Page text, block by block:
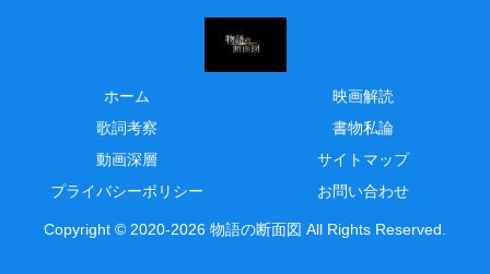
ホーム
映画解読
歌詞考察
書物私論
動画深層
サイトマップ
プライバシーポリシー
お問い合わせ
Copyright © 2020-2026 物語の断面図 All Rights Reserved.